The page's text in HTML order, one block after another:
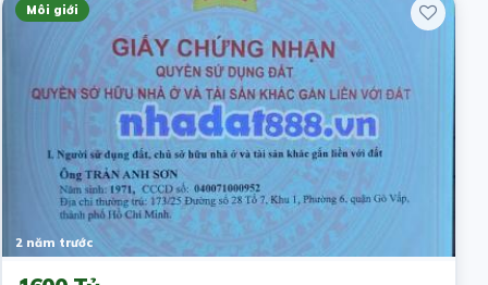
Môi giới
2 năm trước